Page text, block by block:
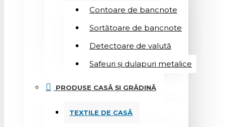
Contoare de bancnote
Sortătoare de bancnote
Detectoare de valută
Safeuri și dulapuri metalice
PRODUSE CASĂ ȘI GRĂDINĂ
TEXTILE DE CASĂ